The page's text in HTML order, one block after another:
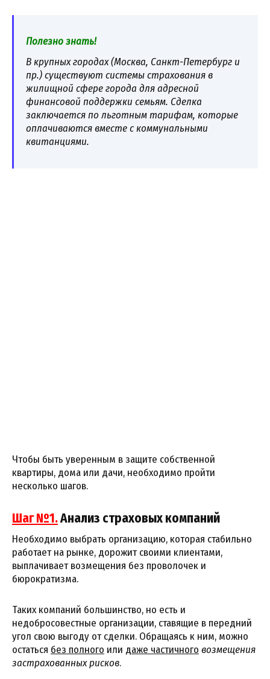
Полезно знать!
В крупных городах (Москва, Санкт-Петербург и
пр.) существуют системы страхования в
жилищной сфере города для адресной
финансовой поддержки семьям. Сделка
заключается по льготным тарифам, которые
оплачиваются вместе с коммунальными
квитанциями.
Чтобы быть уверенным в защите собственной
квартиры, дома или дачи, необходимо пройти
несколько шагов.
Шаг №1.Анализ страховых компаний
Необходимо выбрать организацию, которая стабильно
работает на рынке, дорожит своими клиентами,
выплачивает возмещения без проволочек и
бюрократизма.
Таких компаний большинство, но есть и
недобросовестные организации, ставящие в передний
угол свою выгоду от сделки. Обращаясь к ним, можно
остаться без полного или даже частичного возмещения
застрахованных рисков.